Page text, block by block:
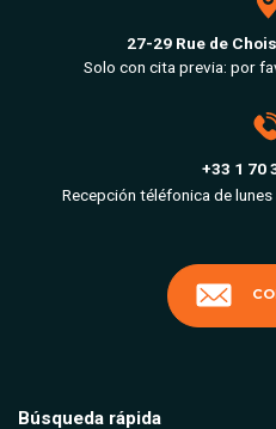
27-29 Rue de
Solo con cita previa: por
+33 1 70
Recepción téléfonica de
Búsqueda rápida